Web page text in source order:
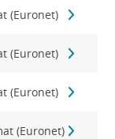
(Euronet)
(Euronet)
(Euronet)
(Euronet)